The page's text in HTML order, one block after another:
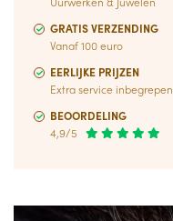
GRATIS VERZENDING
Vanaf 100 euro
EERLIJKE PRIJZEN
Extra service inbegrepen
BEOORDELING
4,9/5